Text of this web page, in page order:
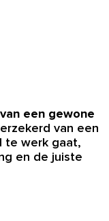
een gewone
van een
te werk gaat,
en de juiste